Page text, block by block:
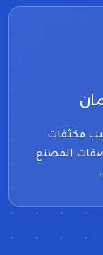
مكثفات
المصنع